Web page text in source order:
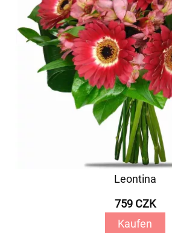
Leontina
759 CZK
Kaufen